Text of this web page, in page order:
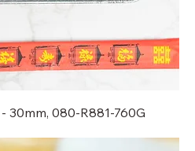
30mm, 080-R881-760G